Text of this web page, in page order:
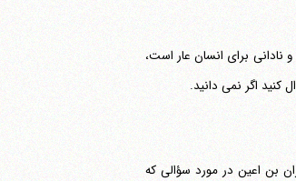
نادانی برای انسان عار است،
کنید اگر نمی دانید.
بن اعین در مورد سؤالی که